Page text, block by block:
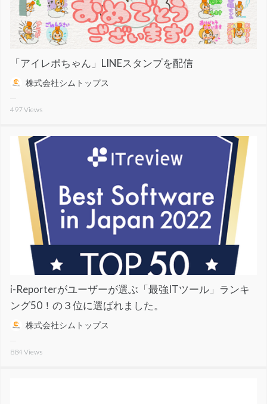
「アイレポちゃん」LINEスタンプを配信
株式会社シムトップス
497Views
i-Reporterがユーザーが選ぶ「最強ITツール」ランキ
ング50！の３位に選ばれました。
株式会社シムトップス
884 Views